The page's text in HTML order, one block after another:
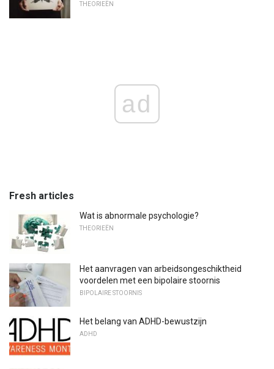
THEORIEËN
ad
Fresh articles
Wat is abnormale psychologie?
THEORIEËN
Het aanvragen van arbeidsongeschiktheid
voordelen met een bipolaire stoornis
BIPOLAIRE STOORNIS
Het belang van ADHD-bewustzijn
ADHD